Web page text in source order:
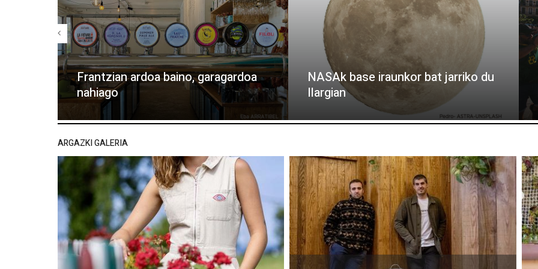
Frantzian ardoa baino, garagardoa
nahiago
NASAk base iraunkor bat jarriko du
Ilargian
ARGAZKI GALERIA